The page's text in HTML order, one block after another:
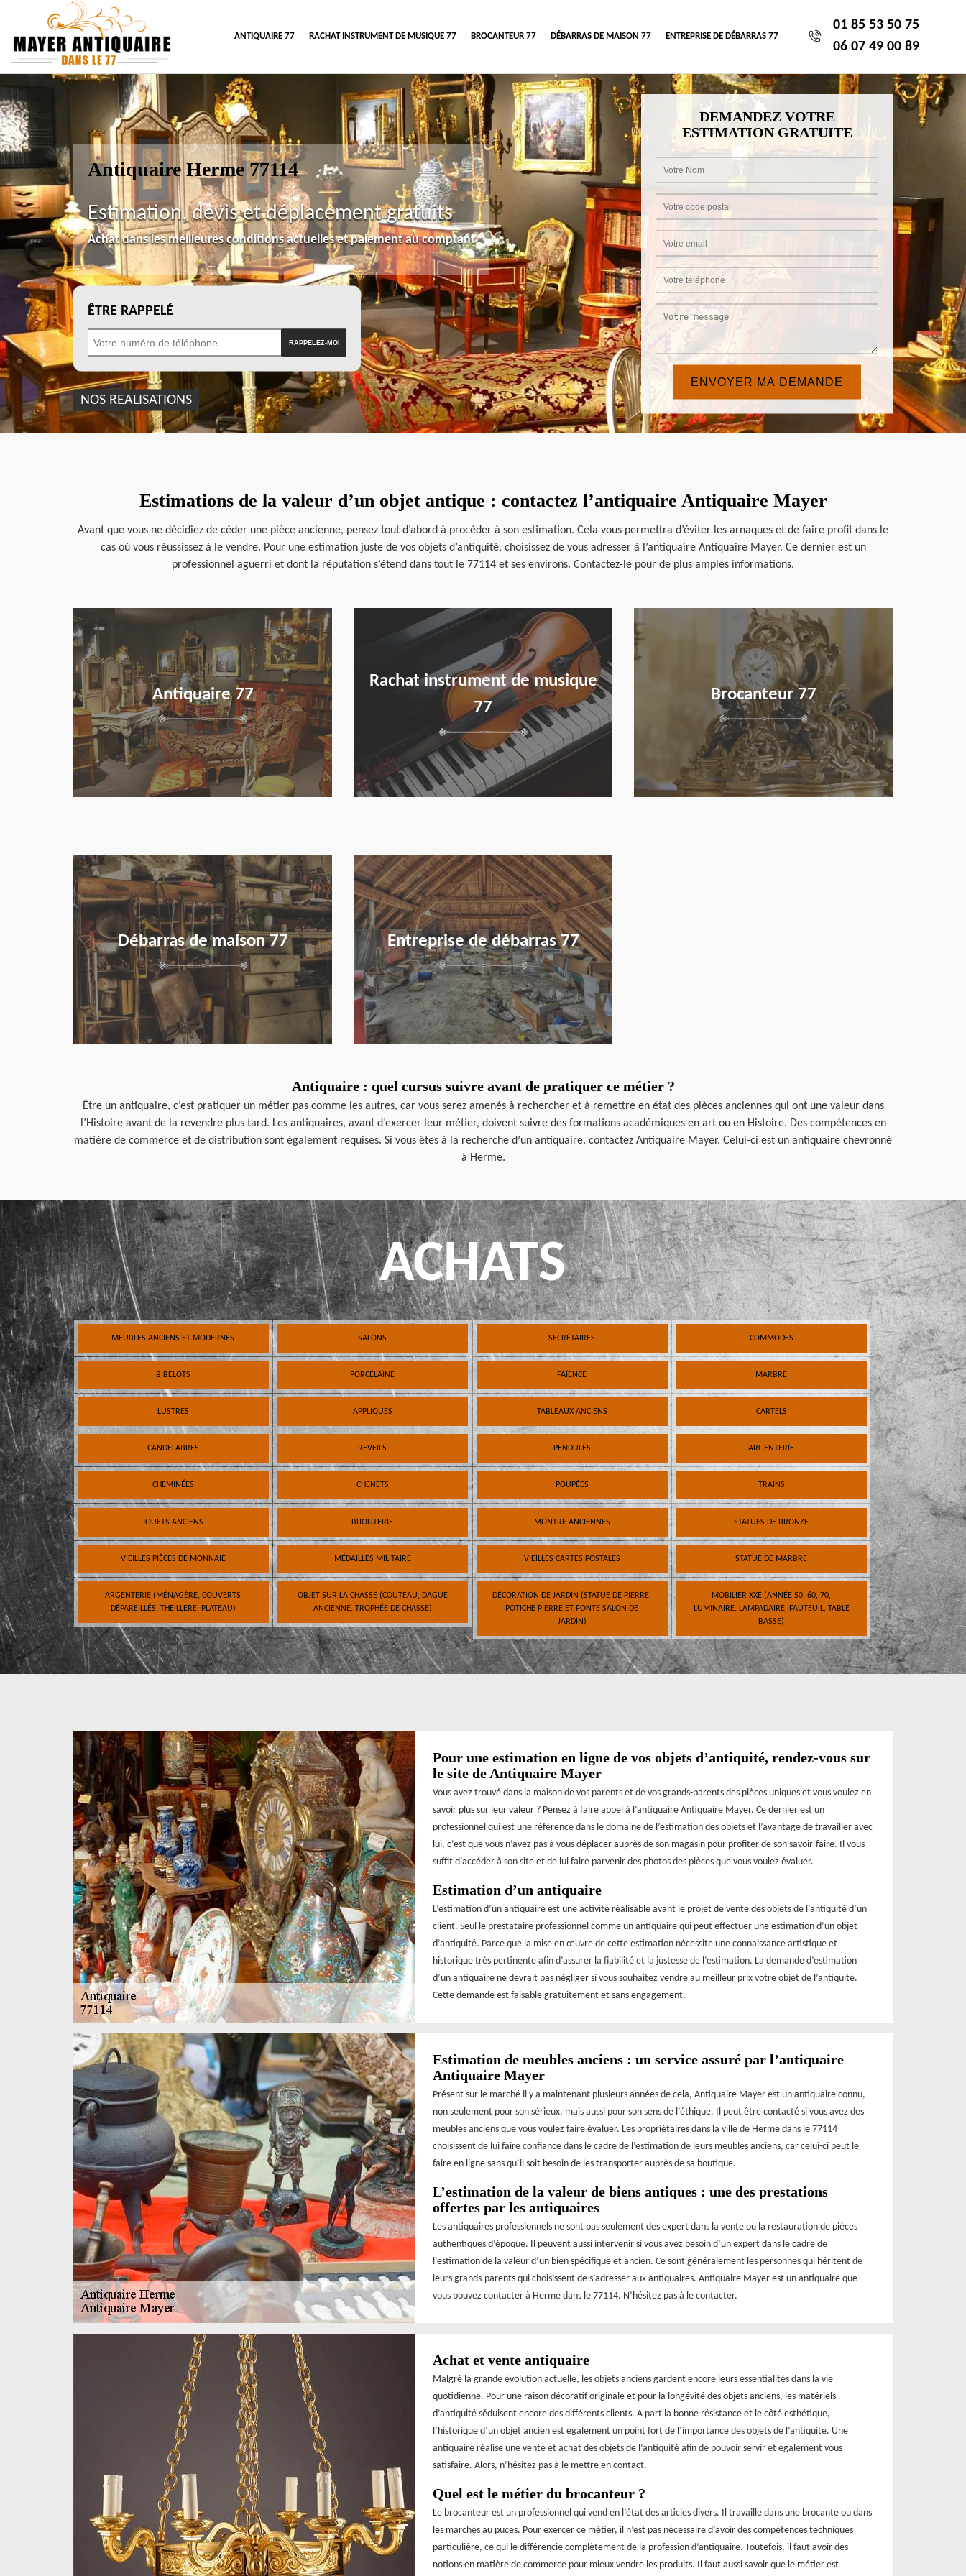
ANTIQUAIRE 77 RACHAT INSTRUMENT DE MUSIQUE 77 BROCANTEUR 77 DÉBARRAS DE MAISON 77 ENTREPRISE DE DÉBARRAS 77
01 85 53 50 75
06 07 49 00 89
Antiquaire Herme 77114
Estimation, devis et déplacement gratuits
Achat dans les meilleures conditions actuelles et paiement au comptant
ÊTRE RAPPELÉ
NOS REALISATIONS
DEMANDEZ VOTRE
ESTIMATION GRATUITE
Estimations de la valeur d’un objet antique : contactez l’antiquaire Antiquaire Mayer
Avant que vous ne décidiez de céder une pièce ancienne, pensez tout d’abord à procéder à son estimation. Cela vous permettra d’éviter les arnaques et de faire profit dans le
cas où vous réussissez à le vendre. Pour une estimation juste de vos objets d’antiquité, choisissez de vous adresser à l’antiquaire Antiquaire Mayer. Ce dernier est un
professionnel aguerri et dont la réputation s’étend dans tout le 77114 et ses environs. Contactez-le pour de plus amples informations.
Antiquaire 77
Rachat instrument de musique
77
en savoir plus
Brocanteur 77
en savoir plus
Débarras de maison 77
en savoir plus
Entreprise de débarras 77
en savoir plus
Antiquaire : quel cursus suivre avant de pratiquer ce métier ?
Être un antiquaire, c’est pratiquer un métier pas comme les autres, car vous serez amenés à rechercher et à remettre en état des pièces anciennes qui ont une valeur dans
l’Histoire avant de la revendre plus tard. Les antiquaires, avant d’exercer leur métier, doivent suivre des formations académiques en art ou en Histoire. Des compétences en
matière de commerce et de distribution sont également requises. Si vous êtes à la recherche d’un antiquaire, contactez Antiquaire Mayer. Celui-ci est un antiquaire chevronné
à Herme.
ACHATS
MEUBLES ANCIENS ET MODERNES SALONS SECRÉTAIRES COMMODES
BIBELOTS PORCELAINE FAÏENCE MARBRE
LUSTRES APPLIQUES TABLEAUX ANCIENS CARTELS
CANDELABRES REVEILS PENDULES ARGENTERIE
CHEMINÉES CHENETS POUPÉES TRAINS
JOUETS ANCIENS BIJOUTERIE MONTRE ANCIENNES STATUES DE BRONZE
VIEILLES PIÈCES DE MONNAIE MÉDAILLES MILITAIRE VIEILLES CARTES POSTALES STATUE DE MARBRE
ARGENTERIE (MÉNAGÈRE, COUVERTS
DÉPAREILLÉS, THEILLERE, PLATEAU)
OBJET SUR LA CHASSE (COUTEAU, DAGUE
ANCIENNE, TROPHÉE DE CHASSE)
DÉCORATION DE JARDIN (STATUE DE PIERRE,
POTICHE PIERRE ET FONTE SALON DE
JARDIN)
MOBILIER XXE (ANNÉE 50, 60, 70,
LUMINAIRE, LAMPADAIRE, FAUTEUIL, TABLE
BASSE)
Pour une estimation en ligne de vos objets d’antiquité, rendez-vous sur
le site de Antiquaire Mayer
Vous avez trouvé dans la maison de vos parents et de vos grands-parents des pièces uniques et vous voulez en
savoir plus sur leur valeur ? Pensez à faire appel à l’antiquaire Antiquaire Mayer. Ce dernier est un
professionnel qui est une référence dans le domaine de l’estimation des objets et l’avantage de travailler avec
lui, c’est que vous n’avez pas à vous déplacer auprès de son magasin pour profiter de son savoir-faire. Il vous
suffit d’accéder à son site et de lui faire parvenir des photos des pièces que vous voulez évaluer.
Estimation d’un antiquaire
L’estimation d’un antiquaire est une activité réalisable avant le projet de vente des objets de l’antiquité d’un
client. Seul le prestataire professionnel comme un antiquaire qui peut effectuer une estimation d’un objet
d’antiquité. Parce que la mise en œuvre de cette estimation nécessite une connaissance artistique et
historique très pertinente afin d’assurer la fiabilité et la justesse de l’estimation. La demande d’estimation
d’un antiquaire ne devrait pas négliger si vous souhaitez vendre au meilleur prix votre objet de l’antiquité.
Cette demande est faisable gratuitement et sans engagement.
Estimation de meubles anciens : un service assuré par l’antiquaire
Antiquaire Mayer
Présent sur le marché il y a maintenant plusieurs années de cela, Antiquaire Mayer est un antiquaire connu,
non seulement pour son sérieux, mais aussi pour son sens de l’éthique. Il peut être contacté si vous avez des
meubles anciens que vous voulez faire évaluer. Les propriétaires dans la ville de Herme dans le 77114
choisissent de lui faire confiance dans le cadre de l’estimation de leurs meubles anciens, car celui-ci peut le
faire en ligne sans qu’il soit besoin de les transporter auprès de sa boutique.
L’estimation de la valeur de biens antiques : une des prestations
offertes par les antiquaires
Les antiquaires professionnels ne sont pas seulement des expert dans la vente ou la restauration de pièces
authentiques d’époque. Il peuvent aussi intervenir si vous avez besoin d’un expert dans le cadre de
l’estimation de la valeur d’un bien spécifique et ancien. Ce sont généralement les personnes qui héritent de
leurs grands-parents qui choisissent de s’adresser aux antiquaires. Antiquaire Mayer est un antiquaire que
vous pouvez contacter à Herme dans le 77114. N’hésitez pas à le contacter.
Achat et vente antiquaire
Malgré la grande évolution actuelle, les objets anciens gardent encore leurs essentialités dans la vie
quotidienne. Pour une raison décoratif originale et pour la longévité des objets anciens, les matériels
d’antiquité séduisent encore des différents clients. A part la bonne résistance et le côté esthétique,
l’historique d’un objet ancien est également un point fort de l’importance des objets de l’antiquité. Une
antiquaire réalise une vente et achat des objets de l’antiquité afin de pouvoir servir et également vous
satisfaire. Alors, n’hésitez pas à le mettre en contact.
Quel est le métier du brocanteur ?
Le brocanteur est un professionnel qui vend en l’état des articles divers. Il travaille dans une brocante ou dans
les marchés au puces. Pour exercer ce métier, il n’est pas nécessaire d’avoir des compétences techniques
particulière, ce qui le différencie complètement de la profession d’antiquaire. Toutefois, il faut avoir des
notions en matière de commerce pour mieux vendre les produits. Il faut aussi savoir que le métier est